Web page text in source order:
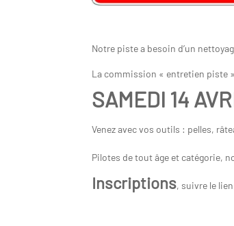
Notre piste a besoin d’un
La commission « entretien piste
SAMEDI 14
Venez avec vos outils : pelles,
Pilotes de tout âge et catégorie,
Inscriptions, suivre le